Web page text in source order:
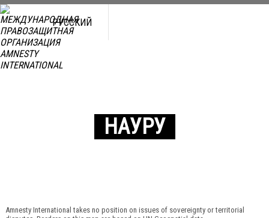
РУССКИЙ
НАУРУ
Amnesty International takes no position on issues of sovereignty or territorial